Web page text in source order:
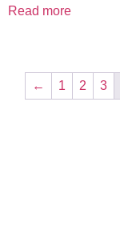
Read more
← 1 2 3